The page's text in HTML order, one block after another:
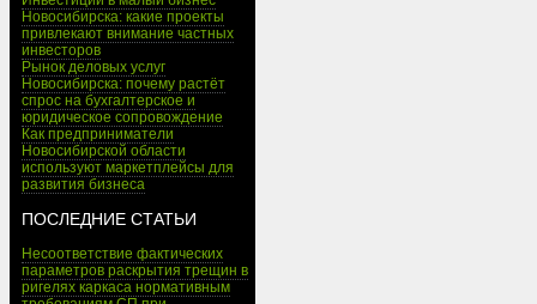
Новосибирска: какие проекты
привлекают внимание частных
инвесторов
Рынок деловых услуг
Новосибирска: почему растёт
спрос на бухгалтерское и
юридическое сопровождение
Как предприниматели
Новосибирской области
используют маркетплейсы для
развития бизнеса
ПОСЛЕДНИЕ СТАТЬИ
Несоответствие фактических
параметров раскрытия трещин в
ригелях каркаса нормативным